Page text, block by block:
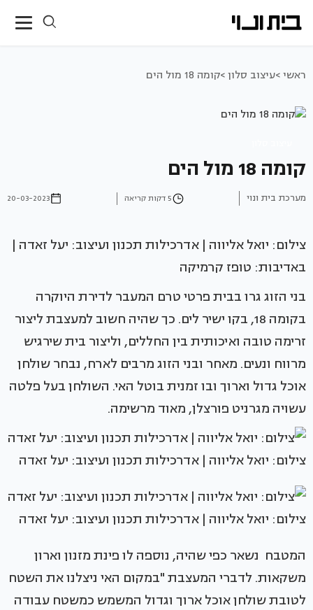
ראשי >עיצוב סלון >קומה 18 מול הים
קומה 18 מול הים
מערכת בית ונוי 5 דקות קריאה 20-03-2023
צילום: יואל אליווה | אדרכילות תכנון ועיצוב: יעל זאדה |
באדיבות: טופז קרמיקה
בני הזוג גרו בבית פרטי טרם המעבר לדירת היוקרה
בקומה 18, בקו ישיר לים. כך שהיה חשוב למעצבת ליצור
זרימה טובה ואיכותית בין החללים, וליצור בית שירגיש
מרווח ונעים. מאחר ובני הזוג מרבים לארח, נבחר שולחן
אוכל גדול וארוך ובו זמנית בוטל האי. השולחן בעל פלטה
עשויה מגרניט פורצלן, מאוד מרשימה.
צילום: יואל אליווה | אדרכילות תכנון ועיצוב: יעל זאדה
צילום: יואל אליווה | אדרכילות תכנון ועיצוב: יעל זאדה
המטבח נשאר כפי שהיה, נוספה לו פינת מזנון וארון
משקאות. לדברי המעצבת "במקום האי ניצלנו את השטח
לטובת שולחן אוכל ארוך וגדול המשמש כמשטח עבודה